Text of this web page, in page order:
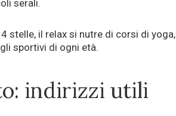
serali.
4 stelle, il relax si nutre di corsi di yoga,
sportivi di ogni età.
indirizzi utili